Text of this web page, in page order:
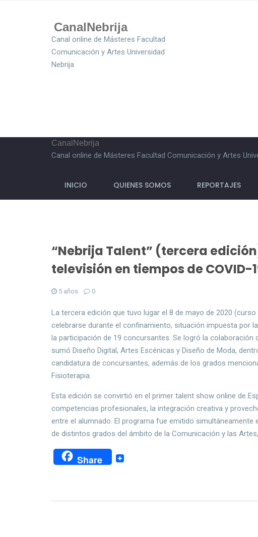
CanalNebrija
Canal online de Másteres Facultad
Comunicación y Artes Universidad
Nebrija
CanalNebrija
Canal online de Másteres Facultad Comunicación y Artes
INICIO QUIENES SOMOS REPORTAJES
“Nebrija Talent” (tercera
televisión en tiempos de
5 años 0
La tercera edición que tuvo lugar el 8 de mayo de 2020
celebrarse durante el confinamiento, situación impuesta por
la participación de 19 concursantes. Se logró la colaboración
sumó Diseño Digital, Artes Escénicas y Diseño de Moda,
candidatura de concursantes, además de los grados
Fisioterapia.
Esta edición se convirtió en el primer talent show online de
competencias profesionales, la integración creativa y
entre el alumnado. El programa fue emitido simultáneamente
de distintos grados del ámbito de la Comunicación y las
Share